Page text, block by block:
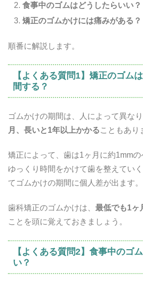
食事中のゴムはどうしたらいい？
矯正のゴムかけには痛みがある？
順番に解説します。
【よくある質問1】矯正のゴム
間する？
ゴムかけの期間は、人によって異なり
月、長いと1年以上かかることもあり
矯正によって、歯は1ヶ月に約1mmの
ゆっくり時間をかけて歯を整えてい
てゴムかけの期間に個人差が出ます。
歯科矯正のゴムかけは、 最低でも1ヶ
ことを頭に覚えておきましょう。
【よくある質問2】食事中のゴ
い？